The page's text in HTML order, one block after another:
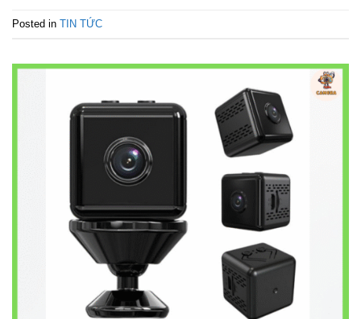
Posted in TIN TỨC